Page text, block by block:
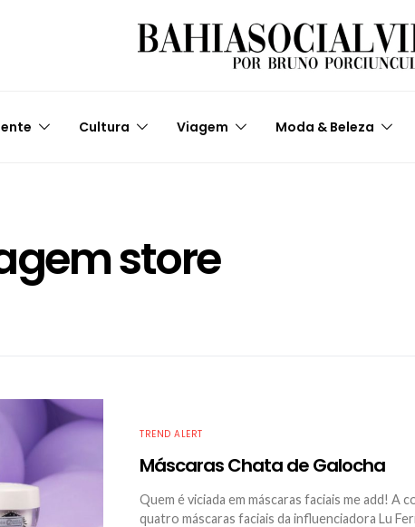
Cultura Viagem Moda & Beleza
store
TREND ALERT
Máscaras Chata de Galocha
Quem é viciada em máscaras faciais me add! A
quatro máscaras faciais da influenciadora Lu